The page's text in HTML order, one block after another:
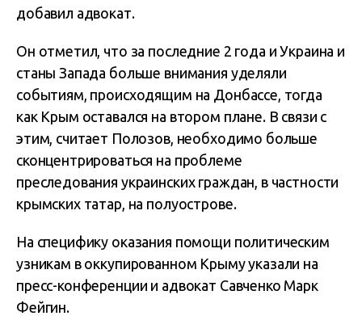
добавил адвокат.
Он отметил, что за последние 2 года и Украина и
станы Запада больше внимания уделяли
событиям, происходящим на Донбассе, тогда
как Крым оставался на втором плане. В связи с
этим, считает Полозов, необходимо больше
сконцентрироваться на проблеме
преследования украинских граждан, в частности
крымских татар, на полуострове.
На специфику оказания помощи политическим
узникам в оккупированном Крыму указали на
пресс-конференции и адвокат Савченко Марк
Фейгин.